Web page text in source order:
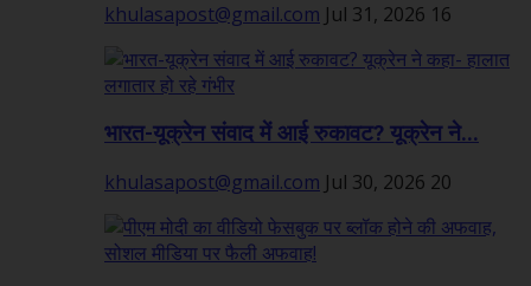
khulasapost@gmail.com Jul 31, 2026 16
भारत-यूक्रेन संवाद में आई रुकावट? यूक्रेन ने...
khulasapost@gmail.com Jul 30, 2026 20